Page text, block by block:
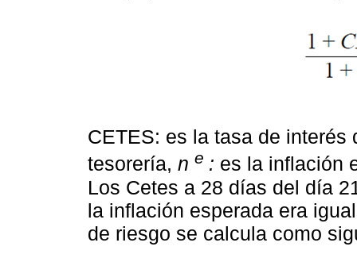
CETES: es la tasa de
tesorería, n e : es la inflación
Los Cetes a 28 días del día
la inflación esperada era
de riesgo se calcula como